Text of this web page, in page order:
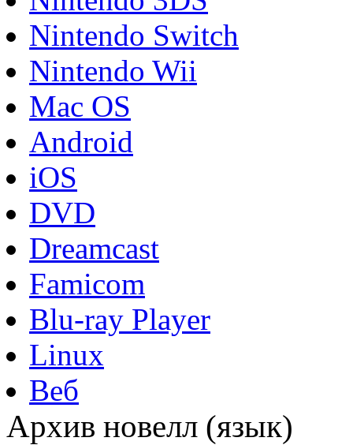
Nintendo Switch
Nintendo Wii
Mac OS
Android
iOS
DVD
Dreamcast
Famicom
Blu-ray Player
Linux
Веб
Архив новелл (язык)